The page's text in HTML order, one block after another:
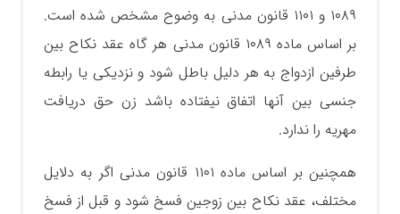
۱۰۸۹ و ۱۱۰۱ قانون مدنی به وضوح مشخص شده است.
بر اساس ماده ۱۰۸۹ قانون مدنی هر گاه عقد نکاح بین
طرفین ازدواج به هر دلیل باطل شود و نزدیکی یا رابطه
جنسی بین آنها اتفاق نیفتاده باشد زن حق دریافت
مهریه را ندارد.
همچنین بر اساس ماده ۱۱۰۱ قانون مدنی اگر به دلایل
مختلف، عقد نکاح بین زوجین فسخ شود و قبل از فسخ